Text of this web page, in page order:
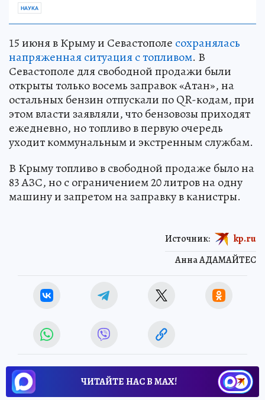
НАУКА
15 июня в Крыму и Севастополе сохранялась
напряженная ситуация с топливом. В
Севастополе для свободной продажи были
открыты только восемь заправок «Атан», на
остальных бензин отпускали по QR-кодам, при
этом власти заявляли, что бензовозы приходят
ежедневно, но топливо в первую очередь
уходит коммунальным и экстренным службам.
В Крыму топливо в свободной продаже было на
83 АЗС, но с ограничением 20 литров на одну
машину и запретом на заправку в канистры.
Анна АДАМАЙТЕС
Источник: kp.ru
ЧИТАЙТЕ НАС В МАХ!